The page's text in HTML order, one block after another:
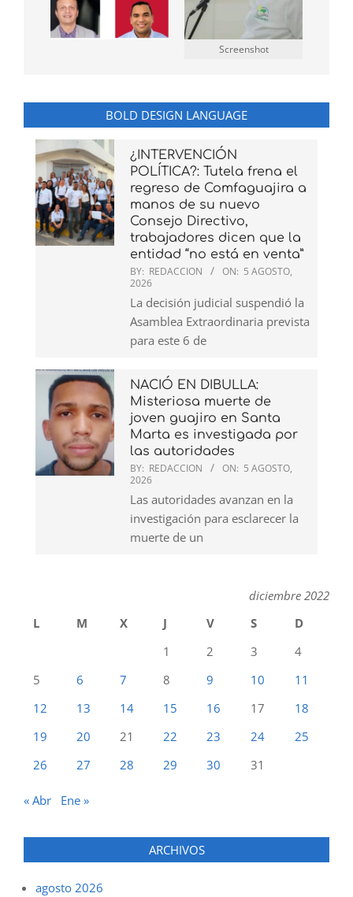
Screenshot
BOLD DESIGN LANGUAGE
¿INTERVENCIÓN
POLÍTICA?: Tutela frena el
regreso de Comfaguajira a
manos de su nuevo
Consejo Directivo,
trabajadores dicen que la
entidad “no está en venta”
BY: REDACCION ON: 5 AGOSTO,
2026
La decisión judicial suspendió la
Asamblea Extraordinaria prevista
para este 6 de
NACIÓ EN DIBULLA:
Misteriosa muerte de
joven guajiro en Santa
Marta es investigada por
las autoridades
BY: REDACCION ON: 5 AGOSTO,
2026
Las autoridades avanzan en la
investigación para esclarecer la
muerte de un
diciembre 2022
L
M X J V S
D
1
2 3
4
5
6 7 8 9 10
11
12
13 14 15 16 17
18
19
20 21 22 23 24
25
26
27 28 29 30 31
« Abr Ene »
ARCHIVOS
agosto 2026